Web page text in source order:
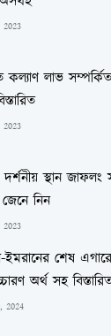
কল্যাণ লাভ
স্থান জাফলং
জেনে নিন
শেষ
অর্থ সহ
2024